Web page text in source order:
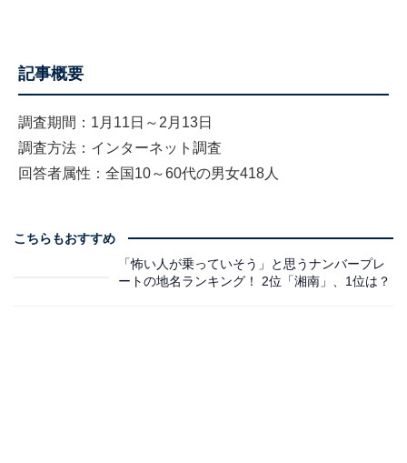
記事概要
調査期間：1月11日～2月13日
調査方法：インターネット調査
回答者属性：全国10～60代の男女418人
こちらもおすすめ
「怖い人が乗っていそう」と思うナンバープレ
ートの地名ランキング！ 2位「湘南」、1位は？